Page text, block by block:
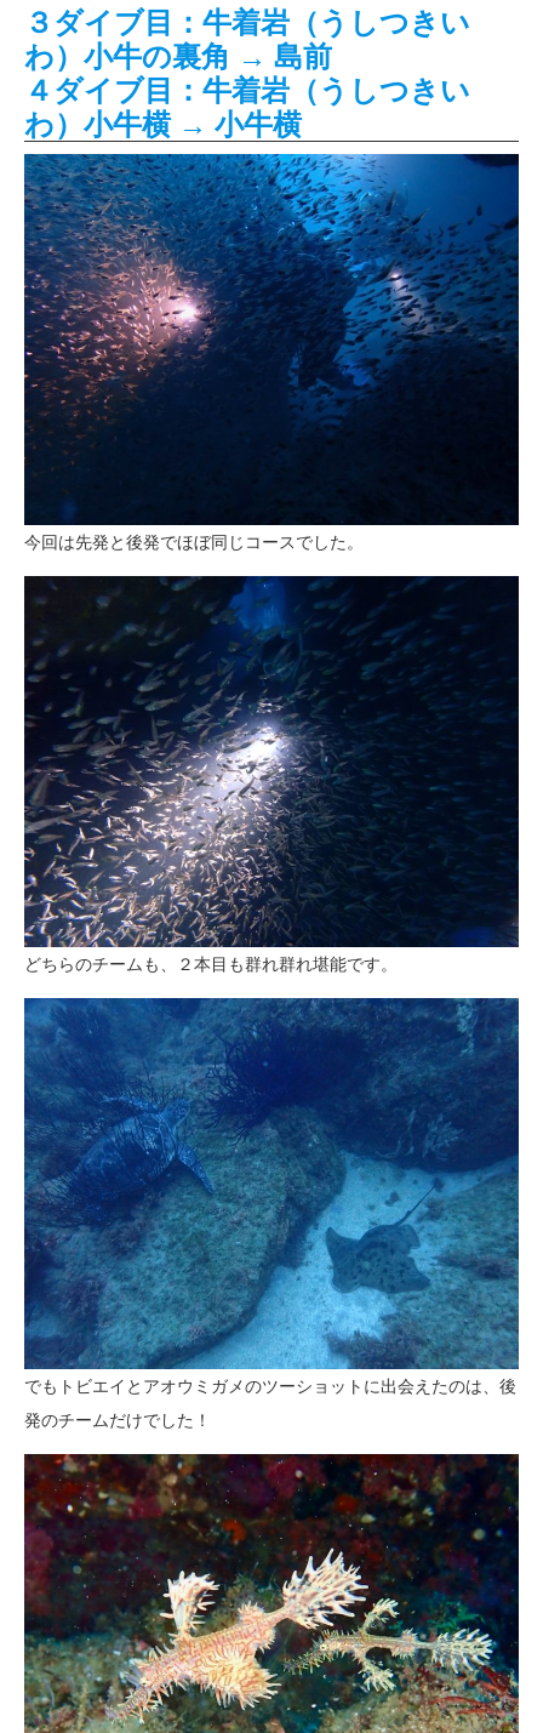
３ダイブ目：牛着岩（うしつきい
わ）小牛の裏角 → 島前
４ダイブ目：牛着岩（うしつきい
わ）小牛横 → 小牛横
今回は先発と後発でほぼ同じコースでした。
どちらのチームも、２本目も群れ群れ堪能です。
でもトビエイとアオウミガメのツーショットに出会えたのは、後
発のチームだけでした！